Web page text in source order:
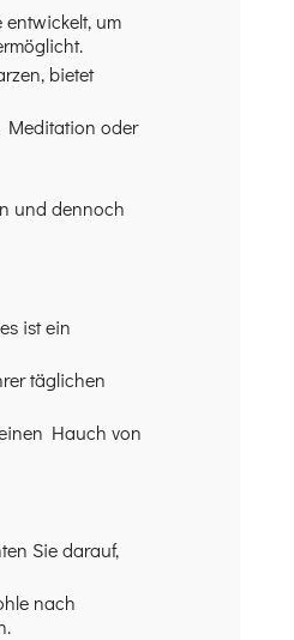
um
bietet
Meditation oder
und dennoch
ist ein
täglichen
Hauch von
Sie darauf,
nach